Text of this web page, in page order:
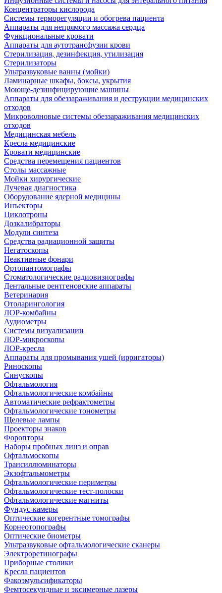
Концентраторы кислорода
Системы терморегуляции и обогрева пациента
Аппараты для непрямого массажа сердца
Функциональные кровати
Аппараты для аутотрансфузии крови
Стерилизация, дезинфекция, утилизация
Стерилизаторы
Ультразвуковые ванны (мойки)
Ламинарные шкафы, боксы, укрытия
Моюще-дезинфицирующие машины
Аппараты для обеззараживания и деструкции медицинских
отходов
Микроволновые системы обеззараживания медицинских
отходов
Медицинская мебель
Кресла медицинские
Кровати медицинские
Средства перемещения пациентов
Столы массажные
Мойки хирургические
Лучевая диагностика
Оборудование ядерной медицины
Инъекторы
Циклотроны
Дозкалибраторы
Модули синтеза
Средства радиационной защиты
Негатоскопы
Неактивные фонари
Ортопантомографы
Стоматологические радиовизиографы
Дентальные рентгеновские аппараты
Ветеринария
Отоларингология
ЛОР-комбайны
Аудиометры
Системы визуализации
ЛОР-микроскопы
ЛОР-кресла
Аппараты для промывания ушей (ирригаторы)
Риноскопы
Синускопы
Офтальмология
Офтальмологические комбайны
Автоматические рефрактометры
Офтальмологические тонометры
Щелевые лампы
Проекторы знаков
Форопторы
Наборы пробных линз и оправ
Офтальмоскопы
Трансиллюминаторы
Экзофтальмометры
Офтальмологические периметры
Офтальмологические тест-полоски
Офтальмологические магниты
Фундус-камеры
Оптические когерентные томографы
Корнеотопографы
Оптические биометры
Ультразвуковые офтальмологические сканеры
Электроретинографы
Приборные столики
Кресла пациентов
Факоэмульсификаторы
Фемтосекундные и эксимерные лазеры